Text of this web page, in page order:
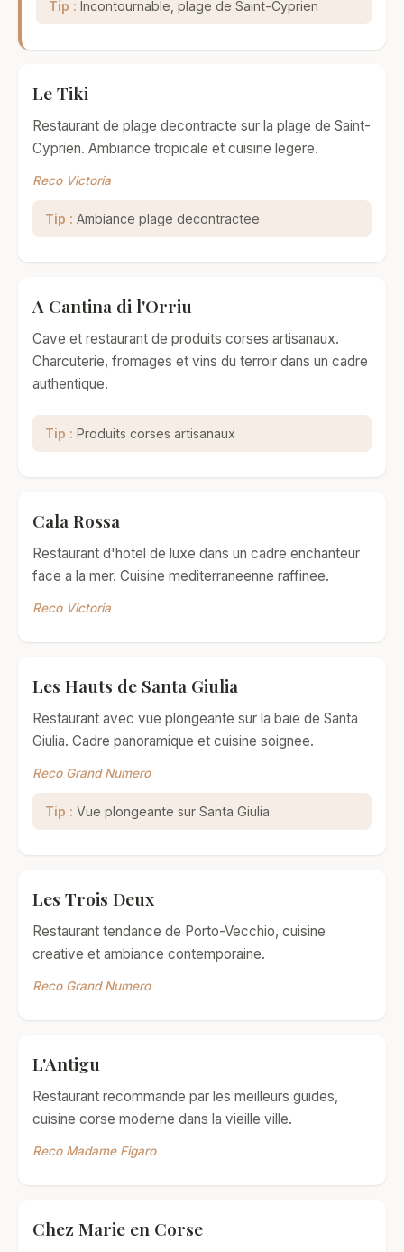
Tip : Incontournable, plage de Saint-Cyprien
Le Tiki
Restaurant de plage decontracte sur la plage de Saint-
Cyprien. Ambiance tropicale et cuisine legere.
Reco Victoria
Tip : Ambiance plage decontractee
A Cantina di l'Orriu
Cave et restaurant de produits corses artisanaux.
Charcuterie, fromages et vins du terroir dans un cadre
authentique.
Tip : Produits corses artisanaux
Cala Rossa
Restaurant d'hotel de luxe dans un cadre enchanteur
face a la mer. Cuisine mediterraneenne raffinee.
Reco Victoria
Les Hauts de Santa Giulia
Restaurant avec vue plongeante sur la baie de Santa
Giulia. Cadre panoramique et cuisine soignee.
Reco Grand Numero
Tip : Vue plongeante sur Santa Giulia
Les Trois Deux
Restaurant tendance de Porto-Vecchio, cuisine
creative et ambiance contemporaine.
Reco Grand Numero
L'Antigu
Restaurant recommande par les meilleurs guides,
cuisine corse moderne dans la vieille ville.
Reco Madame Figaro
Chez Marie en Corse